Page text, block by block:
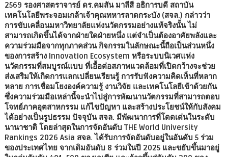
2569 รองศาสตราจารย์ ดร.คมสัน มาลีสี อธิการบดี สถาบัน
เทคโนโลยีพระจอมเกล้าเจ้าคุณทหารลาดกระบัง (สจล.) กล่าวว่า
การขับเคลื่อนมหาวิทยาลัยแห่งนวัตกรรมอย่างแท้จริงนั้น ไม่
สามารถเกิดขึ้นได้จากฝ่ายใดฝ่ายหนึ่ง แต่จำเป็นต้องอาศัยพลังและ
ความร่วมมือจากทุกภาคส่วน กิจกรรมในลักษณะนี้ถือเป็นส่วนหนึ่ง
ของการสร้าง Innovation Ecosystem หรือระบบนิเวศแห่ง
นวัตกรรมที่สมบูรณ์แบบ ที่เอื้อต่อสภาพแวดล้อมที่เปิดกว้างจะช่วย
ส่งเสริมให้เกิดการแลกเปลี่ยนเรียนรู้ การรับฟังความคิดเห็นที่หลาก
หลาย การเชื่อมโยงองค์ความรู้ งานวิจัย และเทคโนโลยีเข้าด้วยกัน
ซึ่งความร่วมมือเหล่านี้จะนำไปสู่การพัฒนานวัตกรรมที่สามารถตอบ
โจทย์ภาคอุตสาหกรรม แก้ไขปัญหา และสร้างประโยชน์ให้กับสังคม
ได้อย่างเป็นรูปธรรม ปัจจุบัน สจล. มีพัฒนาการที่โดดเด่นในระดับ
นานาชาติ โดยล่าสุดในการจัดอันดับ THE World University
Rankings 2026 Asia สจล. ได้รับการจัดอันดับอยู่ในอันดับ 5 ร่วม
ของประเทศไทย จากเดิมอันดับ 8 ร่วมในปี 2025 และขยับขึ้นมาอยู่